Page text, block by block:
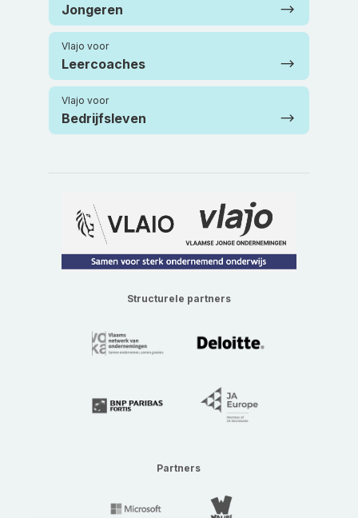
Jongeren
Vlajo voor
Leercoaches
Vlajo voor
Bedrijfsleven
Structurele partners
Partners